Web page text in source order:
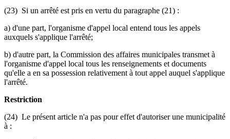
(23) Si un arrêté est pris en vertu du paragraphe (21) :
a) d'une part, l'organisme d'appel local entend tous les appels
auxquels s'applique l'arrêté;
b) d'autre part, la Commission des affaires municipales transmet à
l'organisme d'appel local tous les renseignements et documents
qu'elle a en sa possession relativement à tout appel auquel s'applique
l'arrêté.
Restriction
(24) Le présent article n'a pas pour effet d'autoriser une municipalité
à :